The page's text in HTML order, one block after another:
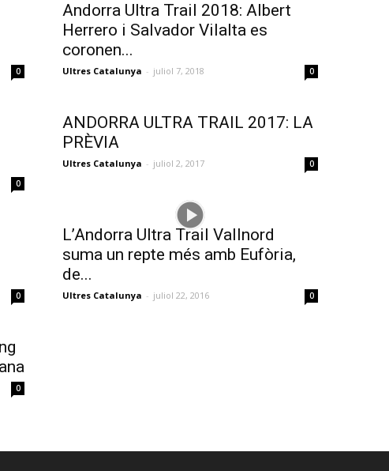
0
Andorra Ultra Trail 2018: Albert
Herrero i Salvador Vilalta es
coronen...
Ultres Catalunya - juliol 7, 2018 0
0
ANDORRA ULTRA TRAIL 2017: LA
PRÈVIA
Ultres Catalunya - juliol 2, 2017 0
0
L’Andorra Ultra Trail Vallnord
suma un repte més amb Eufòria,
de...
Ultres Catalunya - juliol 22, 2016 0
0